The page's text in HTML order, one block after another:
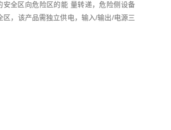
全区向危险区的能 量转递，危险侧设备
区，该产品需独立供电，输入/输出/电源三